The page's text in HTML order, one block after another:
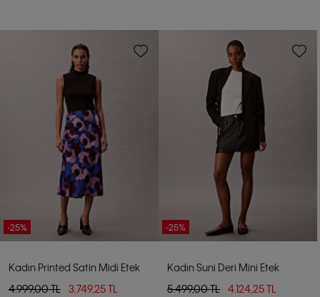
-25%
Kadın Printed Satin Midi Etek
4.999,00 TL
3.749,25 TL
-25%
Kadın Suni Deri Mini Etek
5.499,00 TL
4.124,25 TL